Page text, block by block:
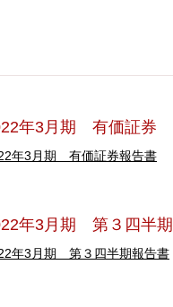
年3月期 有価証券
年3月期 有価証券報告書
年3月期 第３四半期
年3月期 第３四半期報告書